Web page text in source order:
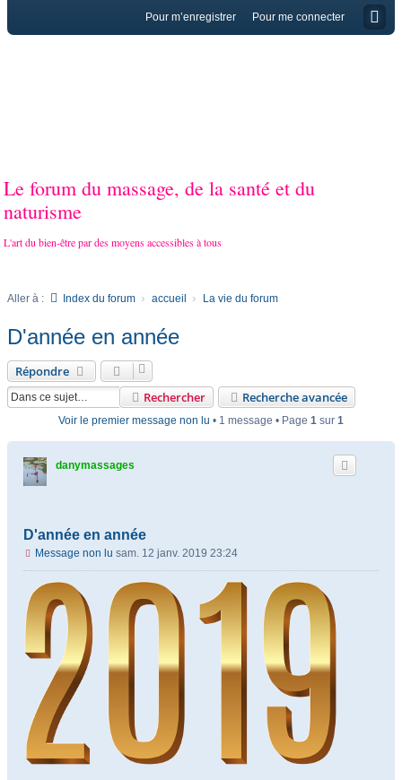
Pour me connecter
Pour m’enregistrer
Le forum du massage, de la santé et du
naturisme
L'art du bien-être par des moyens accessibles à tous
Aller à : Index du forum accueil La vie du forum
D'année en année
Répondre
Rechercher
Recherche avancée
Voir le premier message non lu • 1 message • Page 1 sur 1
danymassages
D'année en année
Message non lu sam. 12 janv. 2019 23:24